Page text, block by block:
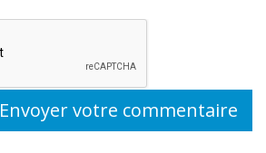
Envoyer votre commentaire